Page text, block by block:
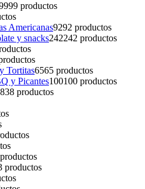
99 productos
Americanas9292 productos
y snacks242242 productos
Tortitas6565 productos
y Picantes100100 productos
38 productos
productos